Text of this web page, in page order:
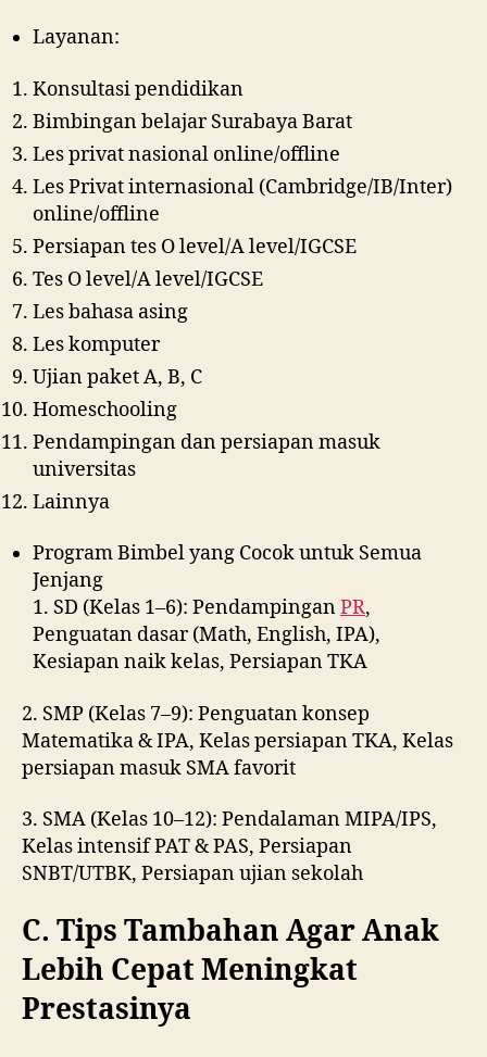
Layanan:
Konsultasi pendidikan
Bimbingan belajar Surabaya Barat
Les privat nasional online/offline
Les Privat internasional (Cambridge/IB/Inter)
online/offline
Persiapan tes O level/A level/IGCSE
Tes O level/A level/IGCSE
Les bahasa asing
Les komputer
Ujian paket A, B, C
Homeschooling
Pendampingan dan persiapan masuk
universitas
Lainnya
Program Bimbel yang Cocok untuk Semua
Jenjang
1. SD (Kelas 1–6): PendampinganPR,
Penguatan dasar (Math, English, IPA),
Kesiapan naik kelas, Persiapan TKA
2. SMP (Kelas 7–9): Penguatan konsep
Matematika & IPA, Kelas persiapan TKA, Kelas
persiapan masuk SMA favorit
3. SMA (Kelas 10–12): Pendalaman MIPA/IPS,
Kelas intensif PAT & PAS, Persiapan
SNBT/UTBK, Persiapan ujian sekolah
C. Tips Tambahan Agar Anak
Lebih Cepat Meningkat
Prestasinya